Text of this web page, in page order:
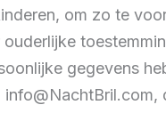
om zo te
gegevens